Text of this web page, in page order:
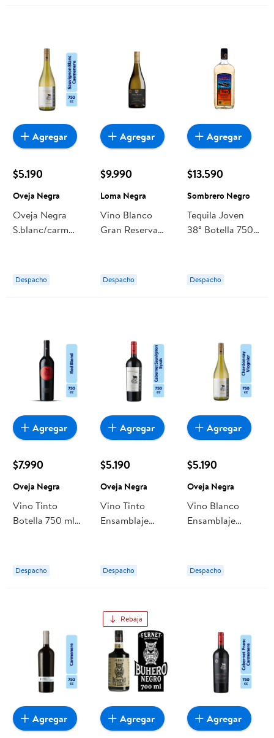
$5.190
Oveja Negra
Oveja Negra
S.blanc/carm
Despacho
Agregar
$9.990
Loma Negra
Vino Blanco
Gran Reserva
ml Loma Negra
Despacho
Agregar
$13.590
Sombrero Negro
Tequila Joven
38° Botella 750
Despacho
Agregar
$7.990
Oveja Negra
Vino Tinto
Botella 750 ml
Despacho
Agregar
$5.190
Oveja Negra
Vino Tinto
Ensamblaje
Oveja Negra
Despacho
Agregar
$5.190
Oveja Negra
Vino Blanco
Ensamblaje
Oveja Negra
Despacho
Agregar
Agregar
Rebaja
Agregar Agregar